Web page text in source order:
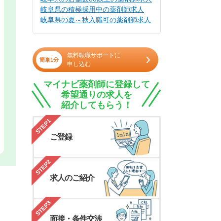
岐阜県の積極採用中の薬剤師求人
岐阜県の夏～秋入職可の薬剤師求人
簡単1分
無料転職サポートに
申し込む
マイナビ薬剤師に登録して
希望通りの求人を
紹介してもらう！
STEP1
ご登録
STEP2
求人のご紹介
STEP3
面接・条件交渉